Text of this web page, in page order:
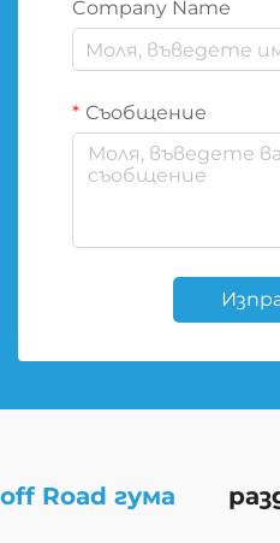
Company Name
Съобщение
off Road гума